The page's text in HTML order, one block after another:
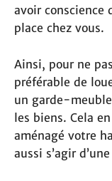
avoir conscience
place chez vous.
Ainsi, pour ne
préférable de
un garde-
les biens. Cela
aménagé votre
aussi s’agir d’une